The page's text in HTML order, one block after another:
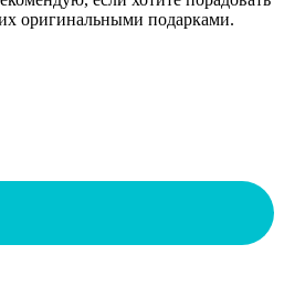
оригинальными подарками.